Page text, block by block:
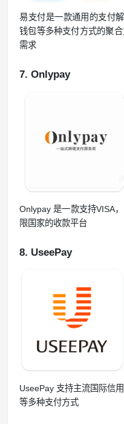
易支付是一款通用的支付
钱包等多种支付方式的聚
需求
7. Onlypay
Onlypay 是一款支持VISA
限国家的收款平台
8. UseePay
UseePay 支持主流国际信
等多种支付方式